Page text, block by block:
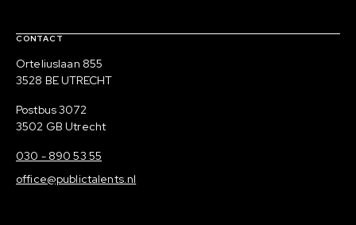
Contact, verdere links en colofon
CONTACT
Bezoekadres
Orteliuslaan 855
3528 BE UTRECHT
Postadres
Postbus 3072
3502 GB Utrecht
030 - 890 53 55
office@publictalents.nl